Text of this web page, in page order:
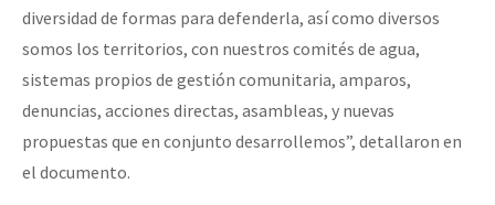
diversidad de formas para defenderla, así como diversos
somos los territorios, con nuestros comités de agua,
sistemas propios de gestión comunitaria, amparos,
denuncias, acciones directas, asambleas, y nuevas
propuestas que en conjunto desarrollemos”, detallaron en
el documento.